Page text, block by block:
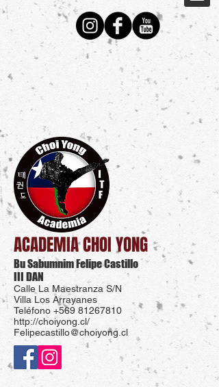
ACADEMIA CHOI YONG
Bu Sabumnim Felipe Castillo
III DAN
Calle La Maestranza S/N
Villa Los Arrayanes
Teléfono +569 81267810
http://choiyong.cl/​
Felipecastillo@choiyong.cl